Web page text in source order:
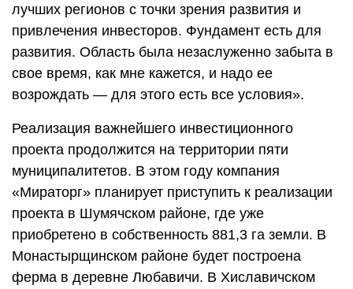
лучших регионов с точки зрения развития и
привлечения инвесторов. Фундамент есть для
развития. Область была незаслуженно забыта в
свое время, как мне кажется, и надо ее
возрождать — для этого есть все условия».
Реализация важнейшего инвестиционного
проекта продолжится на территории пяти
муниципалитетов. В этом году компания
«Мираторг» планирует приступить к реализации
проекта в Шумячском районе, где уже
приобретено в собственность 881,3 га земли. В
Монастырщинском районе будет построена
ферма в деревне Любавичи. В Хиславичском